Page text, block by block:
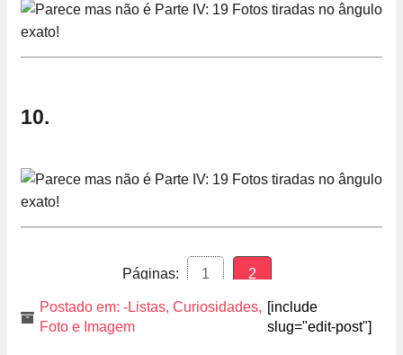
10.
Páginas: 1 2
Postado em: -Listas, Curiosidades,
Foto e Imagem
[include
slug="edit-post"]